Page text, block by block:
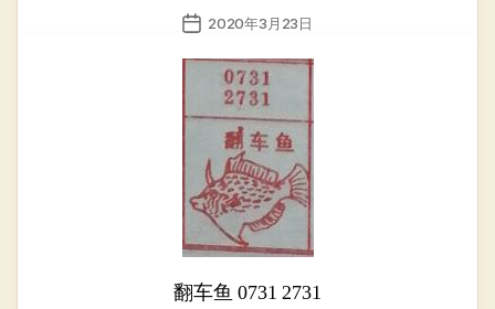
发
日
2020年3月23日
翻车鱼 0731 2731